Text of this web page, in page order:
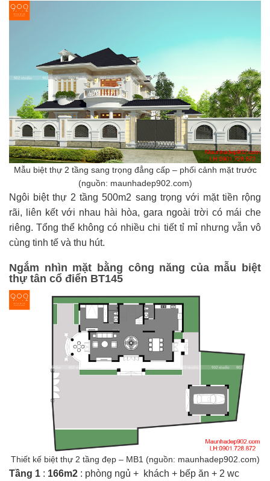
Mẫu biệt thự 2 tầng sang trọng đẳng cấp – phối cảnh mặt trước
(nguồn: maunhadep902.com)
Ngôi biệt thự 2 tầng 500m2 sang trọng với mặt tiền rộng
rãi, liên kết với nhau hài hòa, gara ngoài trời có mái che
riêng. Tổng thể không có nhiều chi tiết tỉ mỉ nhưng vẫn vô
cùng tinh tế và thu hút.
Ngắm nhìn mặt bằng công năng của mẫu biệt
thự tân cổ điển BT145
Thiết kế biệt thự 2 tầng đẹp – MB1 (nguồn: maunhadep902.com)
Tầng 1 : 166m2 : phòng ngủ + khách + bếp ăn + 2 wc